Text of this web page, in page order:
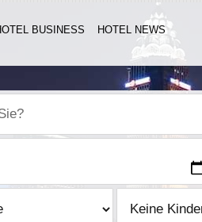
BUSINESS HOTEL NEWS